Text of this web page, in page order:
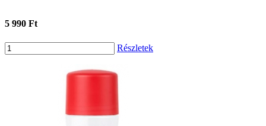
5 990 Ft
Részletek